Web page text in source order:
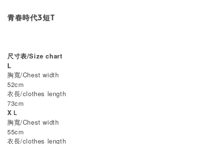
青春時代3短T
尺寸表/Size chart
L
胸寬/Chest width
52cm
衣長/clothes length
73cm
XＬ
胸寬/Chest width
55cm
衣長/clothes length